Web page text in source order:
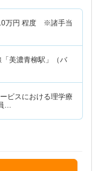
万円 程度 ※諸手当
美濃青柳駅」（バ
ビスにおける理学療
…